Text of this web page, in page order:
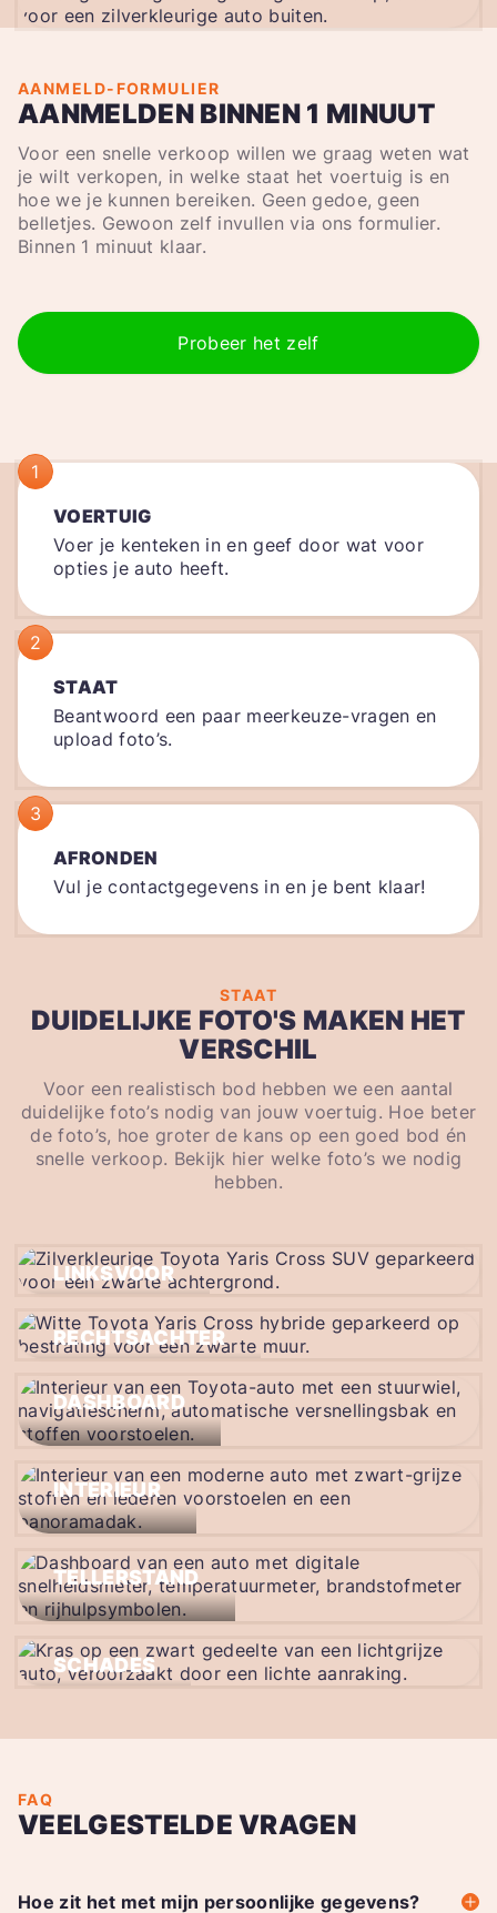
AANMELD-FORMULIER
AANMELDEN BINNEN 1 MINUUT
Voor een snelle verkoop willen we graag weten wat
je wilt verkopen, in welke staat het voertuig is en
hoe we je kunnen bereiken. Geen gedoe, geen
belletjes. Gewoon zelf invullen via ons formulier.
Binnen 1 minuut klaar.
Probeer het zelf
VOERTUIG
Voer je kenteken in en geef door wat voor
opties je auto heeft.
1
STAAT
Beantwoord een paar meerkeuze-vragen en
upload foto’s.
2
AFRONDEN
Vul je contactgegevens in en je bent klaar!
3
STAAT
DUIDELIJKE FOTO'S MAKEN HET
VERSCHIL
Voor een realistisch bod hebben we een aantal
duidelijke foto’s nodig van jouw voertuig. Hoe beter
de foto’s, hoe groter de kans op een goed bod én
snelle verkoop. Bekijk hier welke foto’s we nodig
hebben.
LINKSVOOR
RECHTSACHTER
DASHBOARD
INTERIEUR
TELLERSTAND
SCHADES
FAQ
VEELGESTELDE VRAGEN
Hoe zit het met mijn persoonlijke gegevens?